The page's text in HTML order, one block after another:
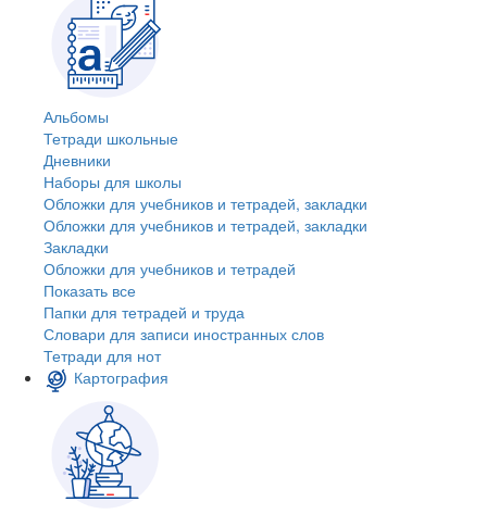
Альбомы
Тетради школьные
Дневники
Наборы для школы
Обложки для учебников и тетрадей, закладки
Обложки для учебников и тетрадей, закладки
Закладки
Обложки для учебников и тетрадей
Показать все
Папки для тетрадей и труда
Словари для записи иностранных слов
Тетради для нот
Картография